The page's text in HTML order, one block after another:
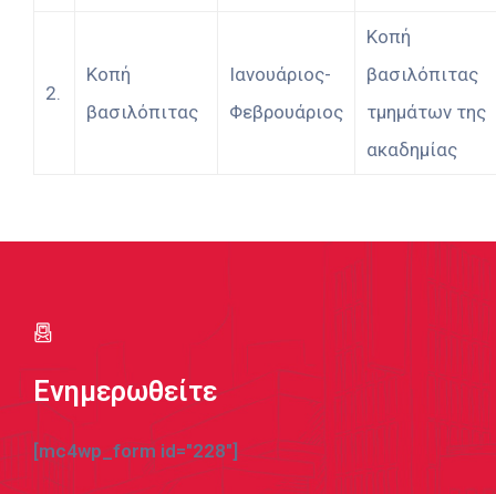
2.
Κοπή
βασιλόπιτας
Ιανουάριος-
Φεβρουάριος
Κοπή
βασιλόπιτας
τμημάτων της
ακαδημίας
Ενημερωθείτε
[mc4wp_form id="228"]